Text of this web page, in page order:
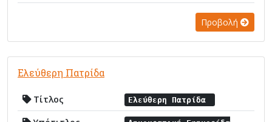
Προβολή
Ελεύθερη Πατρίδα
Τίτλος Ελεύθερη Πατρίδα